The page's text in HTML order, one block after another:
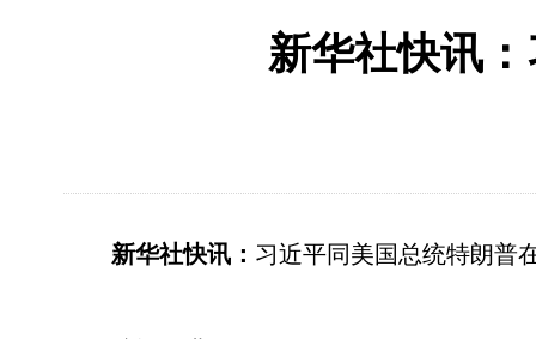
新华社快讯
新华社快讯： 习近平同美国总统特朗普